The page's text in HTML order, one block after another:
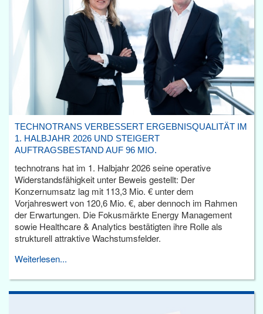
TECHNOTRANS VERBESSERT ERGEBNISQUALITÄT IM
1. HALBJAHR 2026 UND STEIGERT
AUFTRAGSBESTAND AUF 96 MIO.
technotrans hat im 1. Halbjahr 2026 seine operative
Widerstandsfähigkeit unter Beweis gestellt: Der
Konzernumsatz lag mit 113,3 Mio. € unter dem
Vorjahreswert von 120,6 Mio. €, aber dennoch im Rahmen
der Erwartungen. Die Fokusmärkte Energy Management
sowie Healthcare & Analytics bestätigten ihre Rolle als
strukturell attraktive Wachstumsfelder.
Weiterlesen...